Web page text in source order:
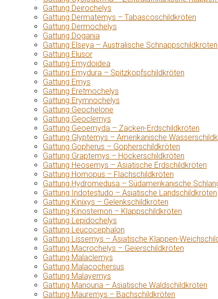
Gattung Deirochelys
Gattung Dermatemys – Tabascoschildkröten
Gattung Dermochelys
Gattung Dogania
Gattung Elseya – Australische Schnappschildkröten
Gattung Elusor
Gattung Emydoidea
Gattung Emydura – Spitzkopfschildkröten
Gattung Emys
Gattung Eretmochelys
Gattung Erymnochelys
Gattung Geochelone
Gattung Geoclemys
Gattung Geoemyda – Zacken-Erdschildkröten
Gattung Glyptemys – Amerikanische
Gattung Gopherus – Gopherschildkröten
Gattung Graptemys – Höckerschildkröten
Gattung Heosemys – Asiatische Erdschildkröten
Gattung Homopus – Flachschildkröten
Gattung Hydromedusa – Südamerikanische
Gattung Indotestudo – Asiatische Landschildkröten
Gattung Kinixys – Gelenkschildkröten
Gattung Kinosternon – Klappschildkröten
Gattung Lepidochelys
Gattung Leucocephalon
Gattung Lissemys – Asiatische Klappen-
Gattung Macrochelys – Geierschildkröten
Gattung Malaclemys
Gattung Malacochersus
Gattung Malayemys
Gattung Manouria – Asiatische Waldschildkröten
Gattung Mauremys – Bachschildkröten